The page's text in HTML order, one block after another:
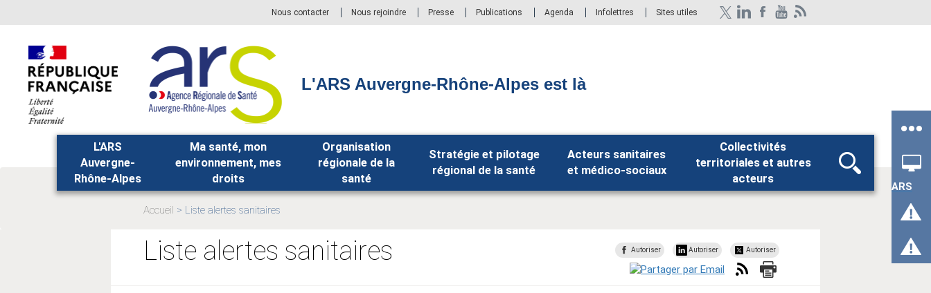
principal,
Nous contacter Nous rejoindre Presse Publications Agenda Infolettres Sites utiles
L'ARS Auvergne-Rhône-Alpes est là
ARS
L'ARS
Auvergne-
Rhône-Alpes
Ma santé, mon
environnement, mes
droits
Organisation
régionale de la
santé
Stratégie et pilotage
régional de la santé
Acteurs sanitaires
et médico-sociaux
Collectivités
territoriales et autres
acteurs
Rechercher
Accueil
Liste alertes sanitaires
Liste alertes sanitaires Autoriser Autoriser Autoriser